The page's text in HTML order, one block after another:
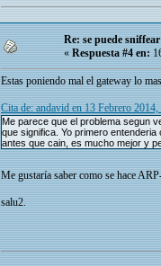
Re: se puede
«Respuesta #4 en:
Estas poniendo mal el gateway lo
Cita de: andavid en 13 Febrero 2014,
Me parece que el problema segun
que significa. Yo primero
antes que cain, es mucho mejor y
Me gustaría saber como se hace
salu2.